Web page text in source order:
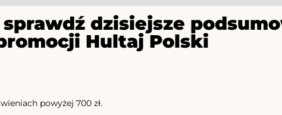
dzisiejsze
Hultaj Polski
powyżej 700 zł.